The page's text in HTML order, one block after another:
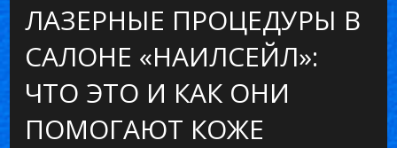
ЛАЗЕРНЫЕ ПРОЦЕДУРЫ В
САЛОНЕ «НАИЛСЕЙЛ»:
ЧТО ЭТО И КАК ОНИ
ПОМОГАЮТ КОЖЕ